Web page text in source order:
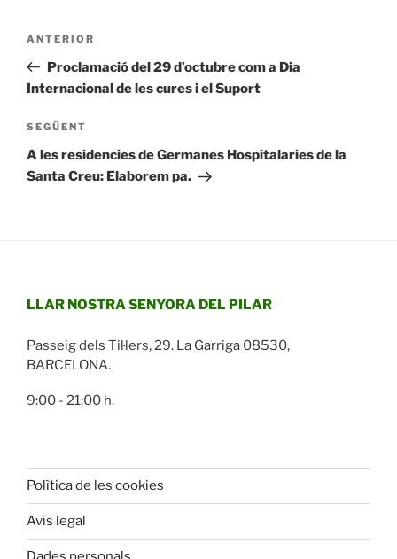
Navegació
Entrada
anterior
ANTERIOR
Proclamació del 29 d’octubre com a Dia
Internacional de les cures i el Suport
Entrada
següent
SEGÜENT
A les residencies de Germanes Hospitalaries de la
Santa Creu: Elaborem pa.
LLAR NOSTRA SENYORA DEL PILAR
Passeig dels Til·lers, 29. La Garriga 08530,
BARCELONA.
9:00 - 21:00 h.
Polìtica de les cookies
Avís legal